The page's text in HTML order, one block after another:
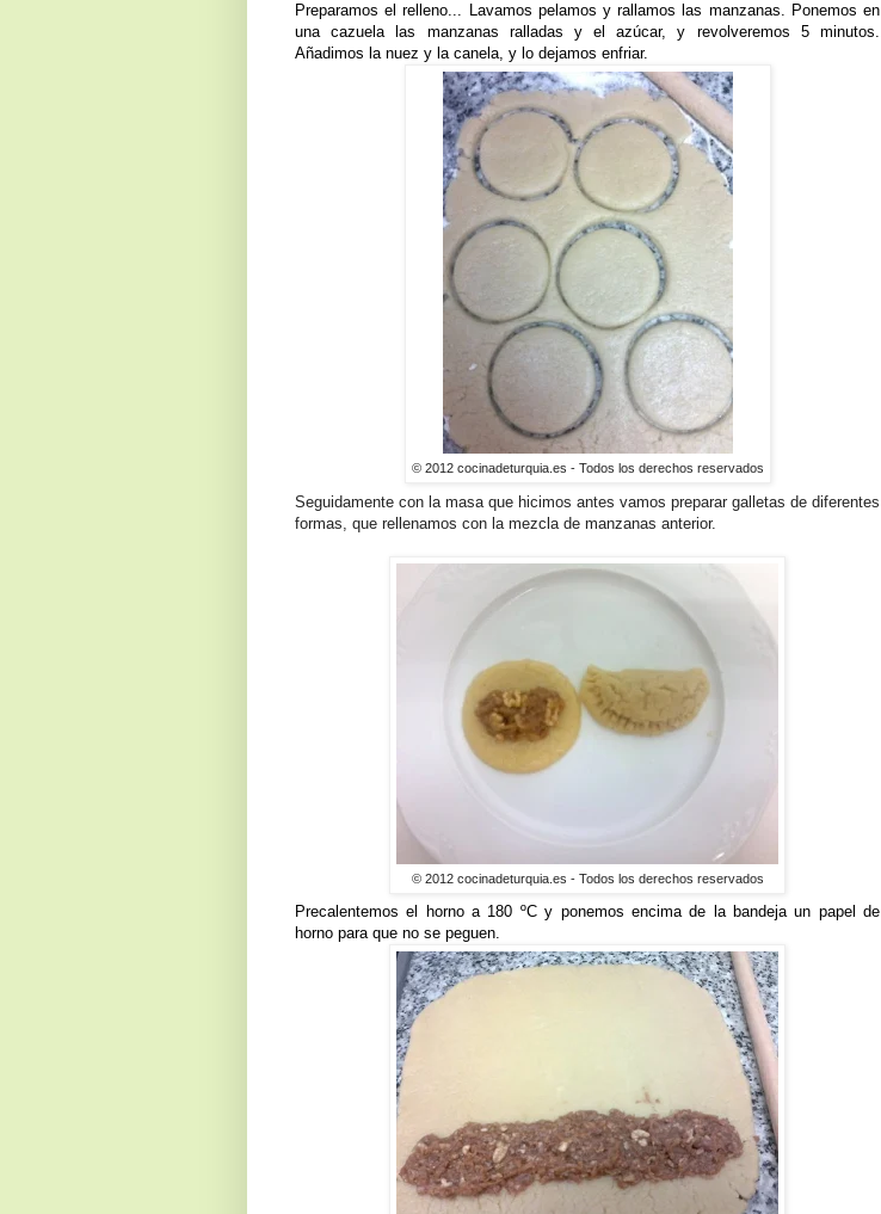
Preparamos el relleno... Lavamos pelamos y rallamos las manzanas. Ponemos en
una cazuela las manzanas ralladas y el azúcar, y revolveremos 5 minutos.
Añadimos la nuez y la canela, y lo dejamos enfriar.
© 2012 cocinadeturquia.es - Todos los derechos reservados
Seguidamente con la masa que hicimos antes vamos preparar galletas de diferentes
formas, que rellenamos con la mezcla de manzanas anterior.
© 2012 cocinadeturquia.es - Todos los derechos reservados
Precalentemos el horno a 180 ºC y ponemos encima de la bandeja un papel de
horno para que no se peguen.